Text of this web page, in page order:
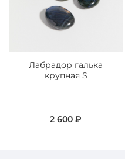
Лабрадор галька
крупная S
2 600 ₽